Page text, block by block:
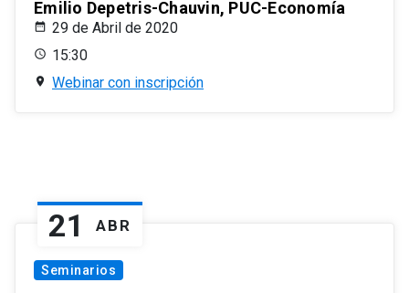
Emilio Depetris-Chauvin, PUC-Economía
29 de Abril de 2020
15:30
Webinar con inscripción
21 ABR
Seminarios